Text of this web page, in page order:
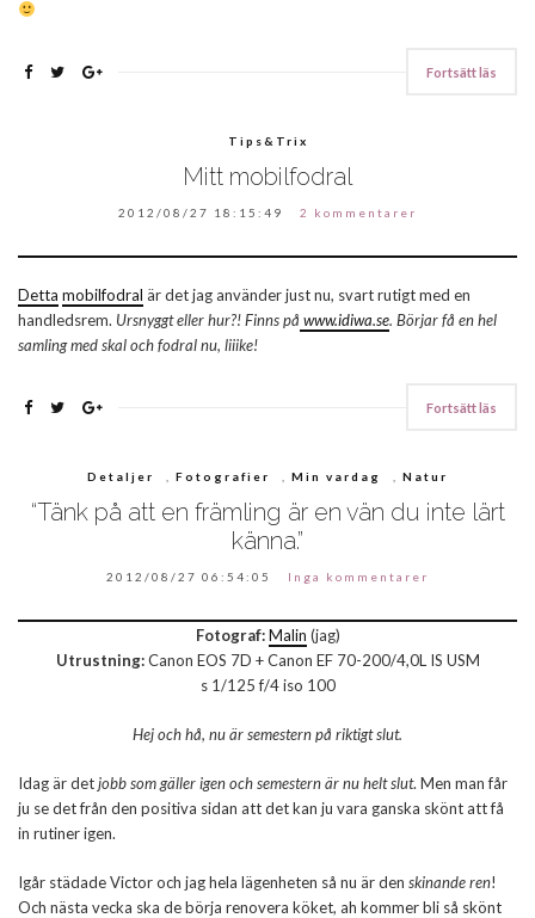
Fortsätt läs
Tips&Trix
Mitt mobilfodral
2012/08/27 18:15:49 2 kommentarer
Detta mobilfodral är det jag använder just nu, svart rutigt med en
handledsrem. Ursnyggt eller hur?! Finns på www.idiwa.se. Börjar få en hel
samling med skal och fodral nu, liiike!
Fortsätt läs
Detaljer Fotografier Min vardag Natur
“Tänk på att en främling är en vän du inte lärt
känna.”
2012/08/27 06:54:05 Inga kommentarer
Fotograf:Malin (jag)
Utrustning:Canon EOS 7D + Canon EF 70-200/4,0L IS USM
s 1/125 f/4 iso 100
Hej och hå, nu är semestern på riktigt slut.
Idag är detjobb som gäller igen och semestern är nu helt slut. Men man får
ju se det från den positiva sidan att det kan ju vara ganska skönt att få
in rutiner igen.
Igår städade Victor och jag hela lägenheten så nu är den skinande ren!
Och nästa vecka ska de börja renovera köket, ah kommer bli så skönt